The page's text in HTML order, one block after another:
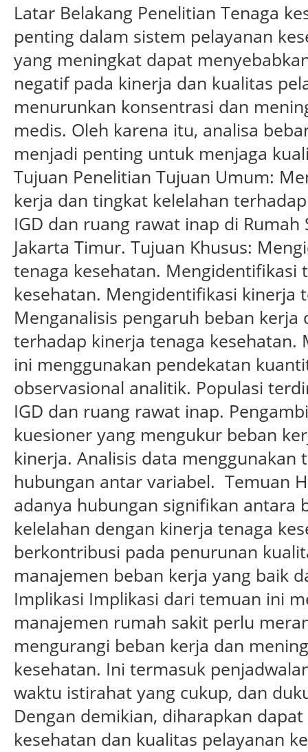
Latar Belakang Penelitian Tenaga
penting dalam sistem pelayanan
yang meningkat dapat
negatif pada kinerja dan kualitas
menurunkan konsentrasi dan
medis. Oleh karena itu, analisa
menjadi penting untuk menjaga
Tujuan Penelitian Tujuan Umum:
kerja dan tingkat kelelahan
IGD dan ruang rawat inap di Rumah
Jakarta Timur. Tujuan Khusus:
tenaga kesehatan. Mengidentifikasi
kesehatan. Mengidentifikasi kinerja
Menganalisis pengaruh beban
terhadap kinerja tenaga kesehatan.
ini menggunakan pendekatan
observasional analitik. Populasi
IGD dan ruang rawat inap.
kuesioner yang mengukur beban
kinerja. Analisis data
hubungan antar variabel. Temuan
adanya hubungan signifikan antara
kelelahan dengan kinerja tenaga
berkontribusi pada penurunan
manajemen beban kerja yang baik
Implikasi Implikasi dari temuan ini
manajemen rumah sakit perlu
mengurangi beban kerja dan
kesehatan. Ini termasuk
waktu istirahat yang cukup, dan
Dengan demikian, diharapkan
kesehatan dan kualitas pelayanan